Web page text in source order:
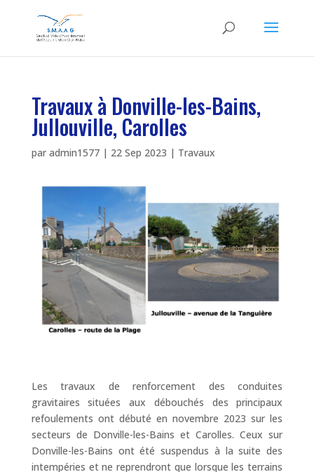
Travaux à Donville-les-Bains,
Jullouville, Carolles
par admin1577| 22 Sep 2023 | Travaux
Les travaux de renforcement des conduites
gravitaires situées aux débouchés des principaux
refoulements ont débuté en novembre 2023 sur les
secteurs de Donville-les-Bains et Carolles. Ceux sur
Donville-les-Bains ont été suspendus à la suite des
intempéries et ne reprendront que lorsque les terrains